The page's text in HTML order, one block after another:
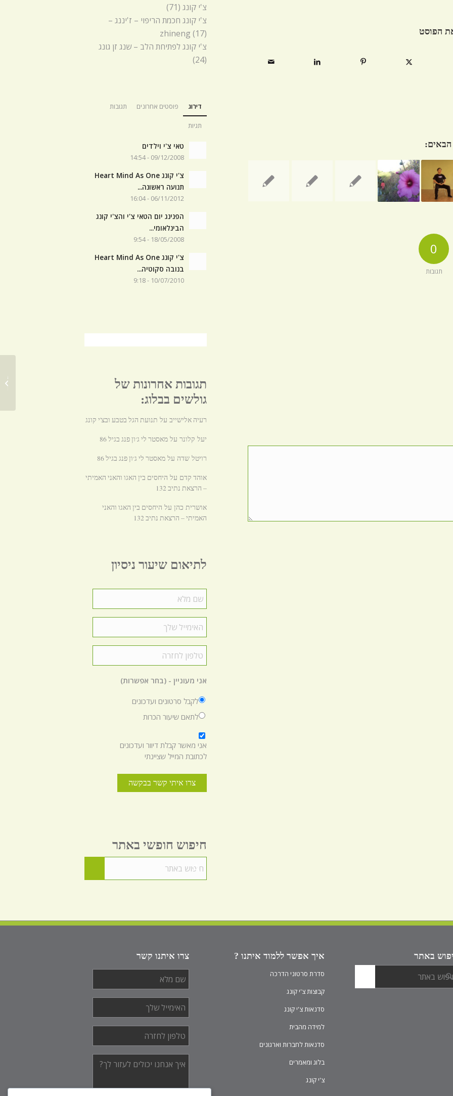
הפוסט
הבאים:
0
תגובות
צ'י קונג (71)
צ'י קונג חכמת הריפוי – ז'יננג –
zhineng (17)
צ'י קונג לפתיחת הלב – שנג זן גונג
(24)
דירוג פוסטים אחרונים תגובות
תגיות
טאי צ'י וילדים
09/12/2008 - 14:54
צ'י קונג Heart Mind As One
תנועה ראשונה...
06/11/2012 - 16:04
הפנינג יום הטאי צ'י והצ'י קונג
הבינלאומי...
18/05/2008 - 9:54
צ'י קונג Heart Mind As One
בנובה סקוטיה...
10/07/2010 - 9:18
תגובות אחרונות של
גולשים בבלוג:
רעיה אלישייב על תנועת הגל בטבע ובצ'י קונג
יעל קלונר עלמאסטר לי ג׳ון פנג בגיל 86
רויטל שדה עלמאסטר לי ג׳ון פנג בגיל 86
אוהד קדם על היחסים בין האגו והאני האמיתי
– הרצאת נתיב 132
אושרית כהן על היחסים בין האגו והאני
האמיתי – הרצאת נתיב 132
לתיאום שיעור ניסיון
מלא *
שלך
*
לחזרה
*
אני מעוניין - (בחר אפשרות)
לקבל סרטונים ועדכונים
לתאם שיעור הכרות
*
אני מאשר קבלת דיוור ועדכונים
לכתובת המייל שציינתי
חיפוש חופשי באתר
באתר איך אפשר ללמוד איתנו ?
סדרת סרטוני הדרכה
קבוצות צ'י קונג
סדנאות צ'י קונג
למידה מהבית
סדנאות לחברות וארגונים
בלוג ומאמרים
צ'י קונג
צרו איתנו קשר
מלא *
שלך *
לחזרה
*
אנחנו
לעזור